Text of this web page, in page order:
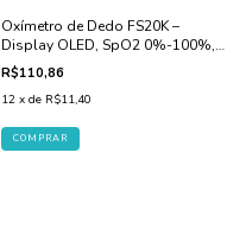
Oxímetro de Dedo FS20K –
Display OLED, SpO2 0%-100%,
PR 25-250 bpm
R$110,86
12 x de R$11,40